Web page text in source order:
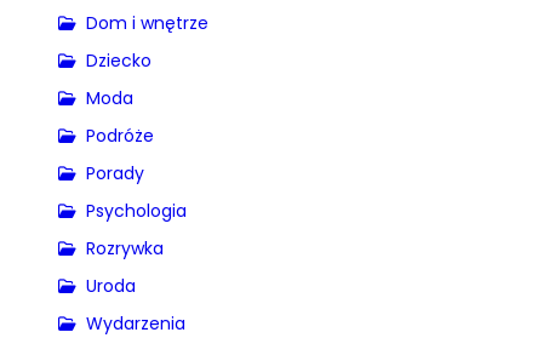
Dom i wnętrze
Dziecko
Moda
Podróże
Porady
Psychologia
Rozrywka
Uroda
Wydarzenia